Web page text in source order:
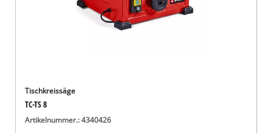
Tischkreissäge
TC-TS 8
Artikelnummer.: 4340426